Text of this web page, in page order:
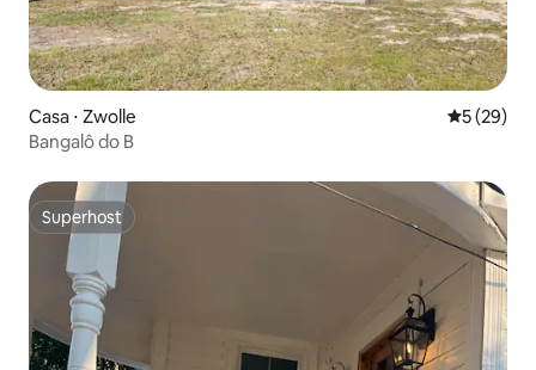
Casa ⋅ Zwolle 5 de uma
5 (29)
Bangalô do B
Superhost
Superhost